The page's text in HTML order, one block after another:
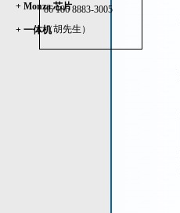
86 186 8883-3005
（胡先生）
+ Monza 芯片
+ 一体机